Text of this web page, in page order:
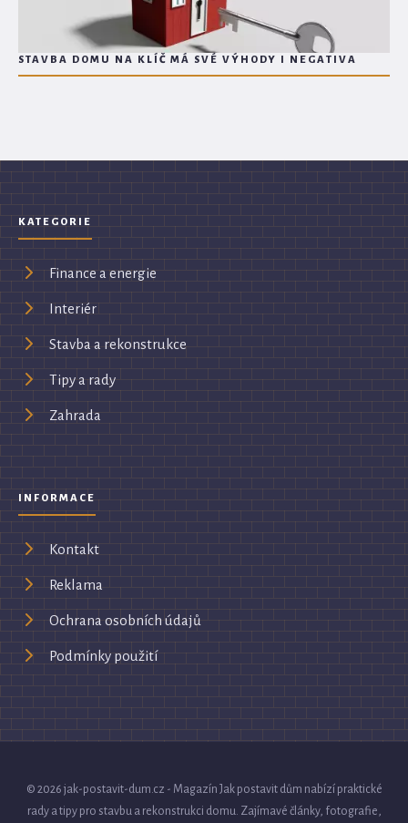
STAVBA DOMU NA KLÍČ MÁ SVÉ VÝHODY I NEGATIVA
KATEGORIE
Finance a energie
Interiér
Stavba a rekonstrukce
Tipy a rady
Zahrada
INFORMACE
Kontakt
Reklama
Ochrana osobních údajů
Podmínky použití
© 2026 jak-postavit-dum.cz - Magazín Jak postavit dům nabízí praktické
rady a tipy pro stavbu a rekonstrukci domu. Zajímavé články, fotografie,